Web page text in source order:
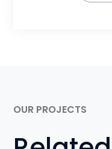
OUR PROJECTS